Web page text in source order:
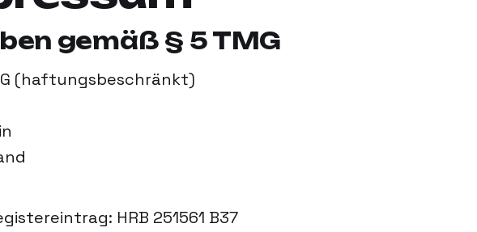
gemäß § 5 TMG
(haftungsbeschränkt)
HRB 251561 B37